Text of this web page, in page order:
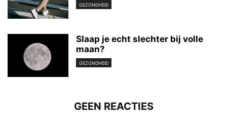
GEZONDHEID
Slaap je echt slechter bij volle
maan?
GEZONDHEID
GEEN REACTIES